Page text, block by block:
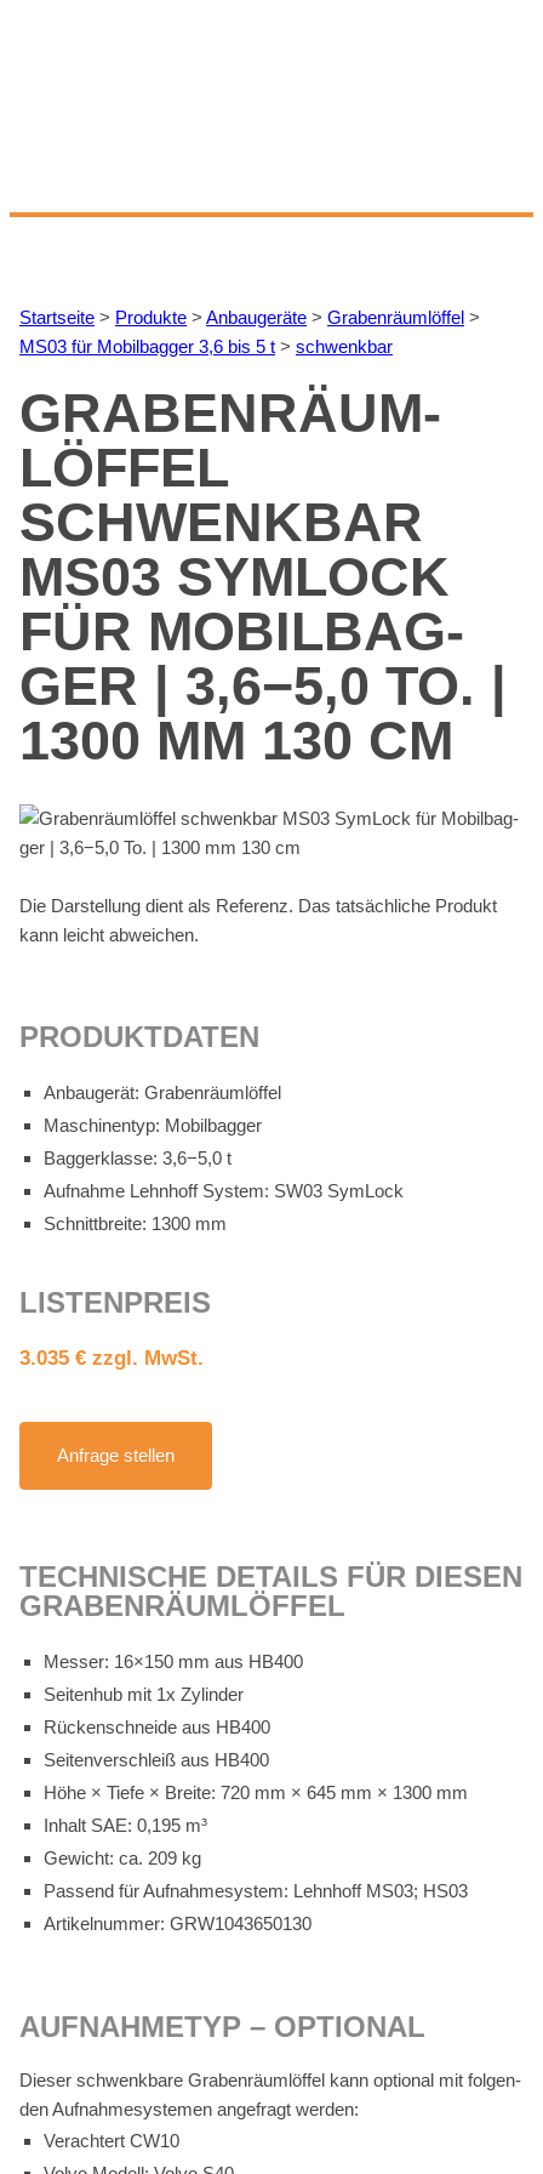
Start­sei­te > Pro­duk­te > An­bau­ge­rä­te > Gra­ben­räum­löf­fel >
MS03 für Mo­bil­bag­ger 3,6 bis 5 t > schwenk­bar
GRA­BEN­RÄUM­
LÖF­FEL
SCHWENK­BAR
MS03 SYM­LOCK
FÜR MO­BIL­BAG­
GER | 3,6−5,0 TO. |
1300 MM 130 CM
Die Dar­stel­lung dient als Re­fe­renz. Das tat­säch­li­che Pro­dukt
kann leicht ab­wei­chen.
PRO­DUKT­DA­TEN
An­bau­ge­rät: Gra­ben­räum­löf­fel
Ma­schi­nen­typ: Mo­bil­bag­ger
Bag­ger­klas­se: 3,6−5,0 t
Auf­nah­me Lehn­hoff Sys­tem: SW03 Sym­Lock
Schnitt­brei­te: 1300 mm
LIS­TEN­PREIS
3.035 € zzgl. MwSt.
An­fra­ge stel­len
TECH­NI­SCHE DE­TAILS FÜR DIE­SEN
GRA­BEN­RÄUM­LÖF­FEL
Mes­ser: 16×150 mm aus HB400
Sei­ten­hub mit 1x Zy­lin­der
Rü­cken­schnei­de aus HB400
Sei­ten­ver­schleiß aus HB400
Höhe × Tie­fe × Brei­te: 720 mm × 645 mm × 1300 mm
In­halt SAE: 0,195 m³
Ge­wicht: ca. 209 kg
Pas­send für Auf­nah­me­sys­tem: Lehn­hoff MS03; HS03
Ar­ti­kel­num­mer: GRW1043650130
AUF­NAH­ME­TYP – OP­TIO­NAL
Die­ser schwenk­bare Gra­ben­räum­löf­fel kann op­tio­nal mit fol­gen­
den Auf­nah­me­sys­te­men an­ge­fragt wer­den:
Ver­ach­tert CW10